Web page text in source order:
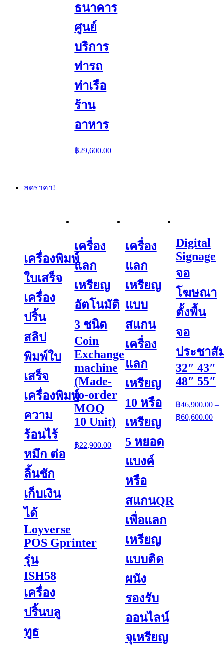
ธนาคาร
ศูนย์
บริการ
ท่ารถ
ท่าเรือ
ร้าน
อาหาร
฿29,600.00
ลดราคา!
เครื่องพิมพ์
ใบเสร็จ
เครื่อง
ปริ้น
สลิป
พิมพ์ใบ
เสร็จ
เครื่องพิมพ์
ความ
ร้อนไร้
หมึก ต่อ
ลิ้นชัก
เก็บเงิน
ได้
Loyverse
POS Gprinter
รุ่น
ISH58
เครื่อง
ปริ้นบลู
ทูธ
เครื่อง
แลก
เหรียญ
อัตโนมัติ
3 ชนิด
Coin
Exchange
machine
(Made-
to-order
MOQ
10 Unit)
฿22,900.00
เครื่อง
แลก
เหรียญ
แบบ
สแกน
เครื่อง
แลก
เหรียญ
10 หรือ
เหรียญ
5 หยอด
แบงค์
หรือ
สแกนQR
เพื่อแลก
เหรียญ
แบบติด
ผนัง
รองรับ
ออนไลน์
จุเหรียญ
Digital
Signage
จอ
โฆษณา
ตั้งพื้น
จอ
ประชาสั
32″ 43″
48″ 55″
฿46,900.00 –
฿60,600.00